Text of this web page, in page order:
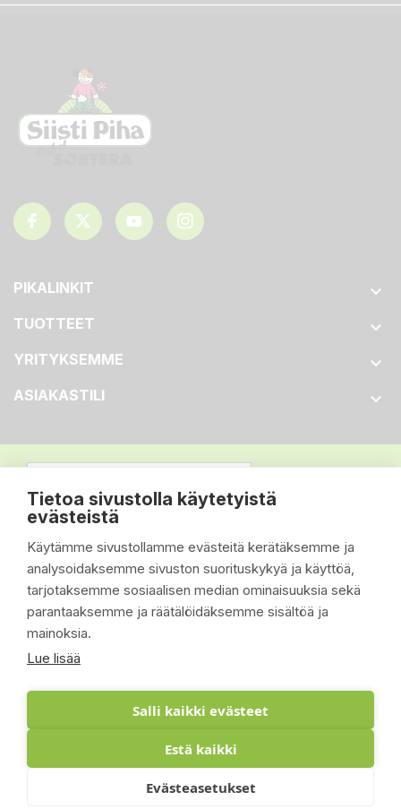
Tietoa sivustolla käytetyistä
evästeistä
Käytämme sivustollamme evästeitä kerätäksemme ja
analysoidaksemme sivuston suorituskykyä ja käyttöä,
tarjotaksemme sosiaalisen median ominaisuuksia sekä
parantaaksemme ja räätälöidäksemme sisältöä ja
mainoksia.
Lue lisää
Salli kaikki evästeet
Estä kaikki
Evästeasetukset
PIKALINKIT 
TUOTTEET 
YRITYKSEMME 
ASIAKASTILI 
© 2026 - Suomen Siisti Piha Oy - Toteutus: